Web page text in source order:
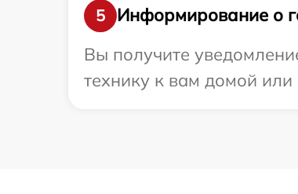
5
Информирование о
Вы получите
технику к вам домой